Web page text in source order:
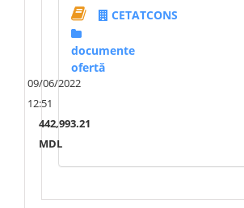
CETATCONS
documente
ofertă
09/06/2022
12:51
442,993.21
MDL